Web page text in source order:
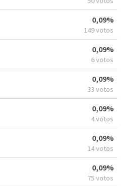
0,09%
149 votos
0,09%
6 votos
0,09%
33 votos
0,09%
4 votos
0,09%
14 votos
0,09%
75 votos